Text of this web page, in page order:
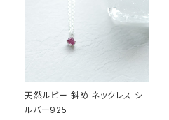
天然ルビー 斜め ネックレス シ
ルバー925